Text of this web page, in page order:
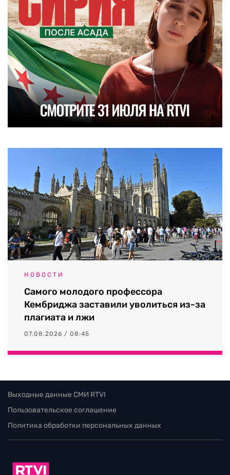
НОВОСТИ
Самого молодого профессора
Кембриджа заставили уволиться из-за
плагиата и лжи
07.08.2026 / 08:45
Выходные данные СМИ RTVI
Пользовательское соглашение
Политика обработки персональных данных